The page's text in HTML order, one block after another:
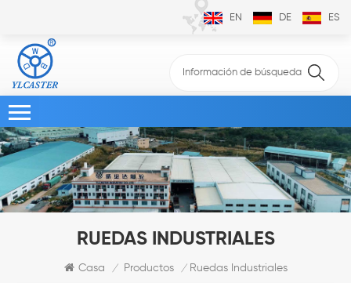
EN DE ES
RUEDAS INDUSTRIALES
Casa / Productos / Ruedas Industriales